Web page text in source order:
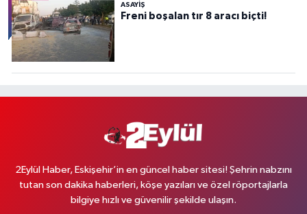
ASAYİŞ
Freni boşalan tır 8 aracı biçti!
2Eylül Haber, Eskişehir’in en güncel haber sitesi! Şehrin nabzını
tutan son dakika haberleri, köşe yazıları ve özel röportajlarla
bilgiye hızlı ve güvenilir şekilde ulaşın.